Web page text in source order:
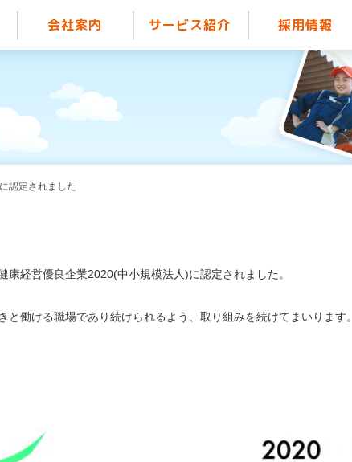
会社案内 サービス紹介 採用情報
認定されました
経営優良企業2020(中小規模法人)に認定されました。
働ける職場であり続けられるよう、取り組みを続けてまいります。